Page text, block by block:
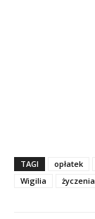
TAGI opłatek
Wigilia
życzenia